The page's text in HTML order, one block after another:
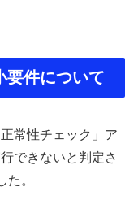
件について
常性チェック」ア
できないと判定さ
。